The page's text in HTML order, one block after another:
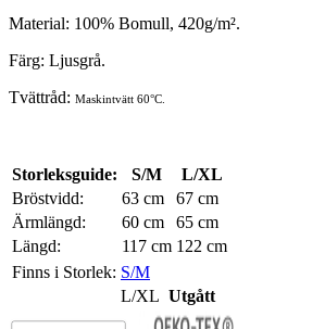
Material: 100% Bomull, 420g/m².
Färg: Ljusgrå.
Tvättråd: Maskintvätt 60°C.
Storleksguide: S/M
L/XL
Bröstvidd:
63 cm
67 cm
Ärmlängd:
60 cm
65 cm
Längd:
117 cm 122 cm
Finns i Storlek: S/M
L/XL Utgått